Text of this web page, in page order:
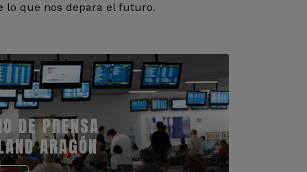
lo que nos depara el futuro.
DE PRENSA
ARAGÓN